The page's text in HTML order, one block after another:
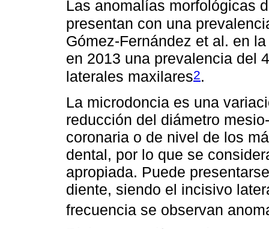
Las anomalías morfológicas
presentan con una
Gómez-Fernández et al. en
en 2013 una prevalencia del
laterales maxilares2.
La microdoncia es una
reducción del diámetro
coronaria o de nivel de los
dental, por lo que se
apropiada. Puede
diente, siendo el incisivo
frecuencia se observan